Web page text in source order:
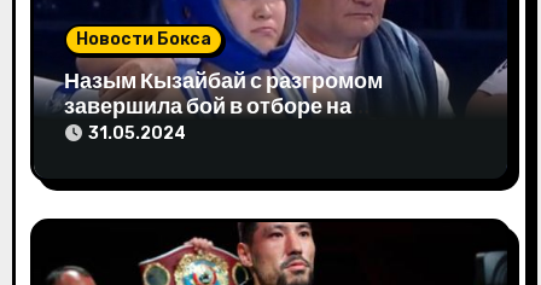
м
Новости Бокса
Назым Кызайбай с разгромом
завершила бой в отборе на
Олимпиаду-2024
31.05.2024